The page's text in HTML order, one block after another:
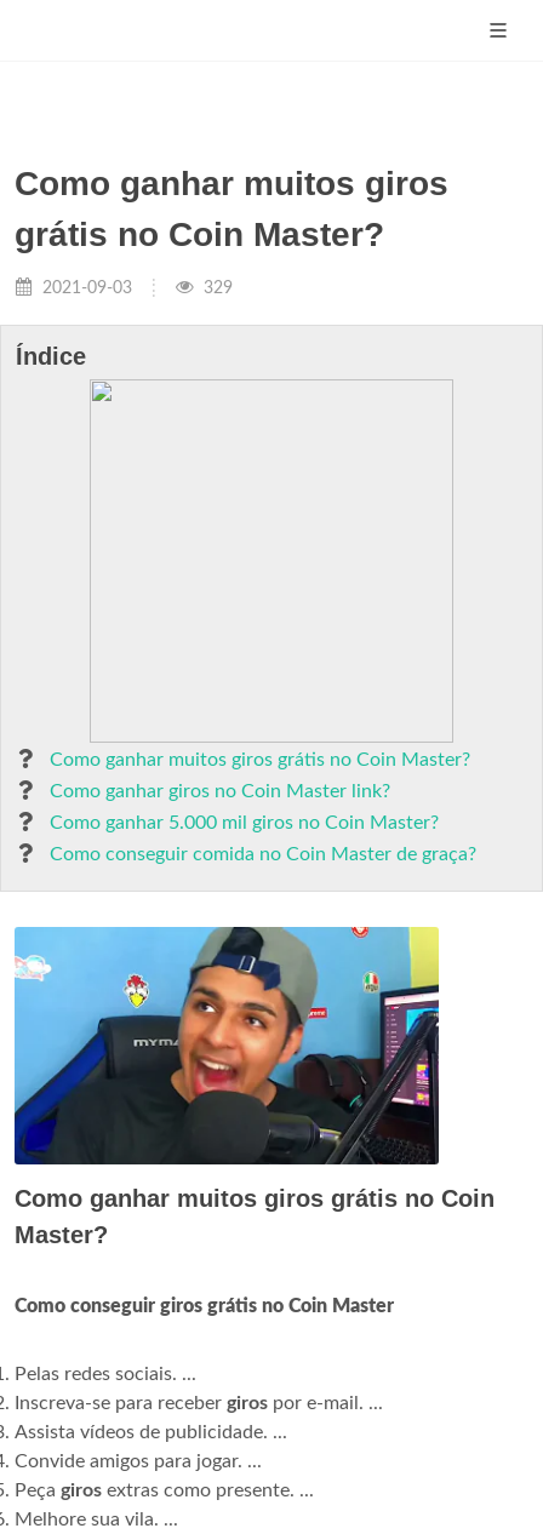
Como ganhar muitos giros
grátis no Coin Master?
2021-09-03 329
Índice
Como ganhar muitos giros grátis no Coin Master?
Como ganhar giros no Coin Master link?
Como ganhar 5.000 mil giros no Coin Master?
Como conseguir comida no Coin Master de graça?
Como ganhar muitos giros grátis no Coin
Master?
Como conseguir giros grátis no Coin Master
Pelas redes sociais. ...
Inscreva-se para receber giros por e-mail. ...
Assista vídeos de publicidade. ...
Convide amigos para jogar. ...
Peça giros extras como presente. ...
Melhore sua vila. ...